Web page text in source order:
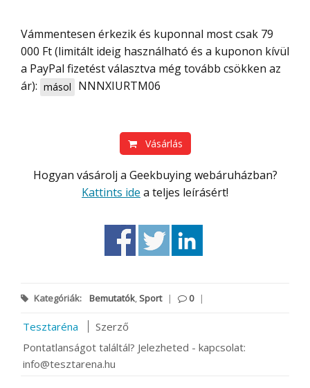
Vámmentesen érkezik és kuponnal most csak 79
000 Ft (limitált ideig használható és a kuponon kívül
a PayPal fizetést választva még tovább csökken az
ár): másol NNNXIURTM06
Vásárlás
Hogyan vásárolj a Geekbuying webáruházban?
Kattints ide a teljes leírásért!
Kategóriák: Bemutatók,Sport | 0 |
Tesztaréna
Szerző
Pontatlanságot találtál? Jelezheted - kapcsolat:
info@tesztarena.hu